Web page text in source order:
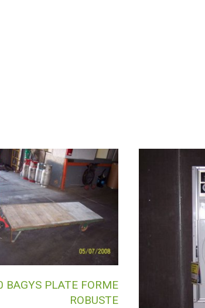
BAGYS PLATE FORME
ROBUSTE